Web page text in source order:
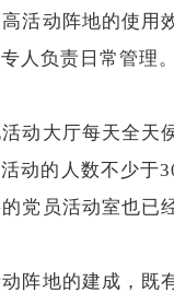
动阵地的使用效
人负责日常管理。
大厅每天全天
动的人数不少于
党员活动室也已
地的建成，既